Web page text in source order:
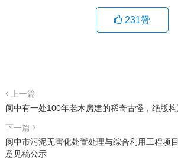
231赞
上一篇
阆中有一处100年老木房建的稀奇古怪，绝版
下一篇
阆中市污泥无害化处置处理与综合利用工程项
意见稿公示